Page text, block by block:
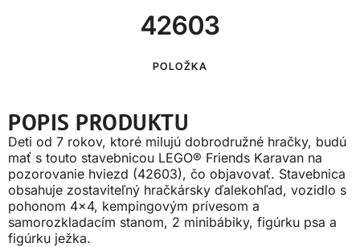
42603
POLOŽKA
POPIS PRODUKTU
Deti od 7 rokov, ktoré milujú dobrodružné hračky, budú
mať s touto stavebnicou LEGO® Friends Karavan na
pozorovanie hviezd (42603), čo objavovať. Stavebnica
obsahuje zostaviteľný hračkársky ďalekohľad, vozidlo s
pohonom 4×4, kempingovým prívesom a
samorozkladacím stanom, 2 minibábiky, figúrku psa a
figúrku ježka.